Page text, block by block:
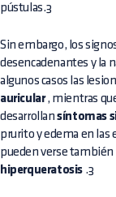
pústulas.3
Sin embargo, los
desencadenantes y la
algunos casos las
auricular, mientras
desarrollansíntomas
prurito y edema en las
pueden verse también
hiperqueratosis .3